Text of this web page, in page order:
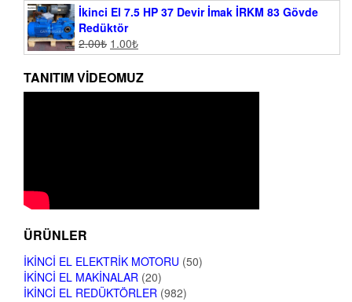
İkinci El 7.5 HP 37 Devir İmak İRKM 83 Gövde
Redüktör
2.00₺ 1.00₺
TANITIM VIDEOMUZ
ÜRÜNLER
İKINCI EL ELEKTRIK MOTORU (50)
İKINCI EL MAKINALAR (20)
İKINCI EL REDÜKTÖRLER (982)